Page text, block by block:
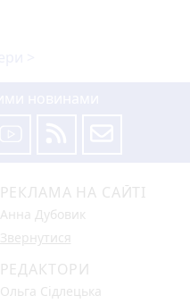
РЕКЛАМА НА САЙТІ
Анна Дубовик
Звернутися
РЕДАКТОРИ
Ольга Сідлецька